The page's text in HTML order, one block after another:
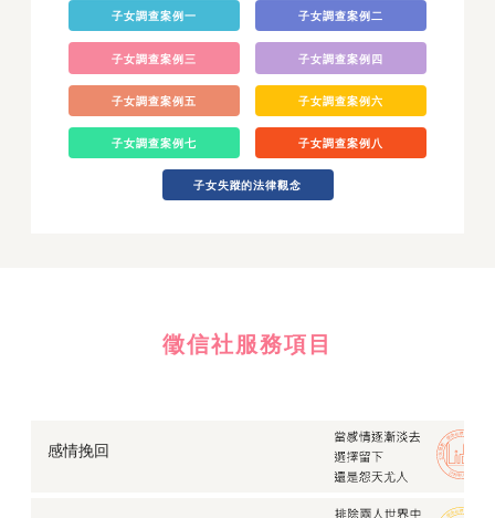
子女調查案例一 子女調查案例二
子女調查案例三 子女調查案例四
子女調查案例五 子女調查案例六
子女調查案例七 子女調查案例八
子女失蹤的法律觀念
徵信社服務項目
感情挽回